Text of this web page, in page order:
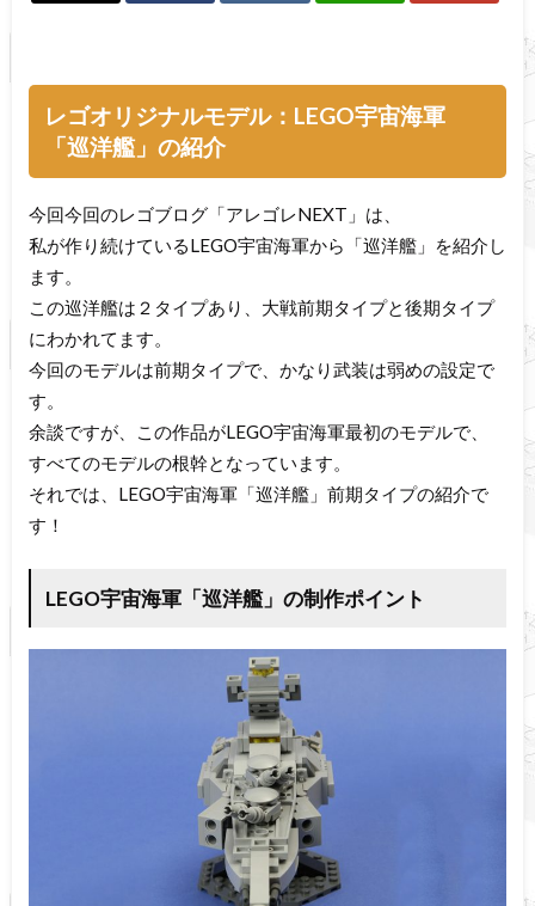
レゴオリジナルモデル：LEGO宇宙海軍
「巡洋艦」の紹介
今回今回のレゴブログ「アレゴレNEXT」は、
私が作り続けているLEGO宇宙海軍から「巡洋艦」を紹介し
ます。
この巡洋艦は２タイプあり、大戦前期タイプと後期タイプ
にわかれてます。
今回のモデルは前期タイプで、かなり武装は弱めの設定で
す。
余談ですが、この作品がLEGO宇宙海軍最初のモデルで、
すべてのモデルの根幹となっています。
それでは、LEGO宇宙海軍「巡洋艦」前期タイプの紹介で
す！
LEGO宇宙海軍「巡洋艦」の制作ポイント